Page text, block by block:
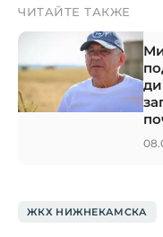
ЧИТАЙТЕ ТАКЖЕ
ЖКХ НИЖНЕКАМСКА